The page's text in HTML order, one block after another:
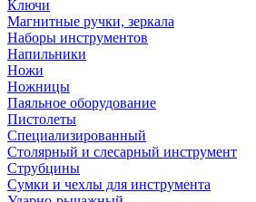
Ключи
Магнитные ручки, зеркала
Наборы инструментов
Напильники
Ножи
Ножницы
Паяльное оборудование
Пистолеты
Специализированный
Столярный и слесарный инструмент
Струбцины
Сумки и чехлы для инструмента